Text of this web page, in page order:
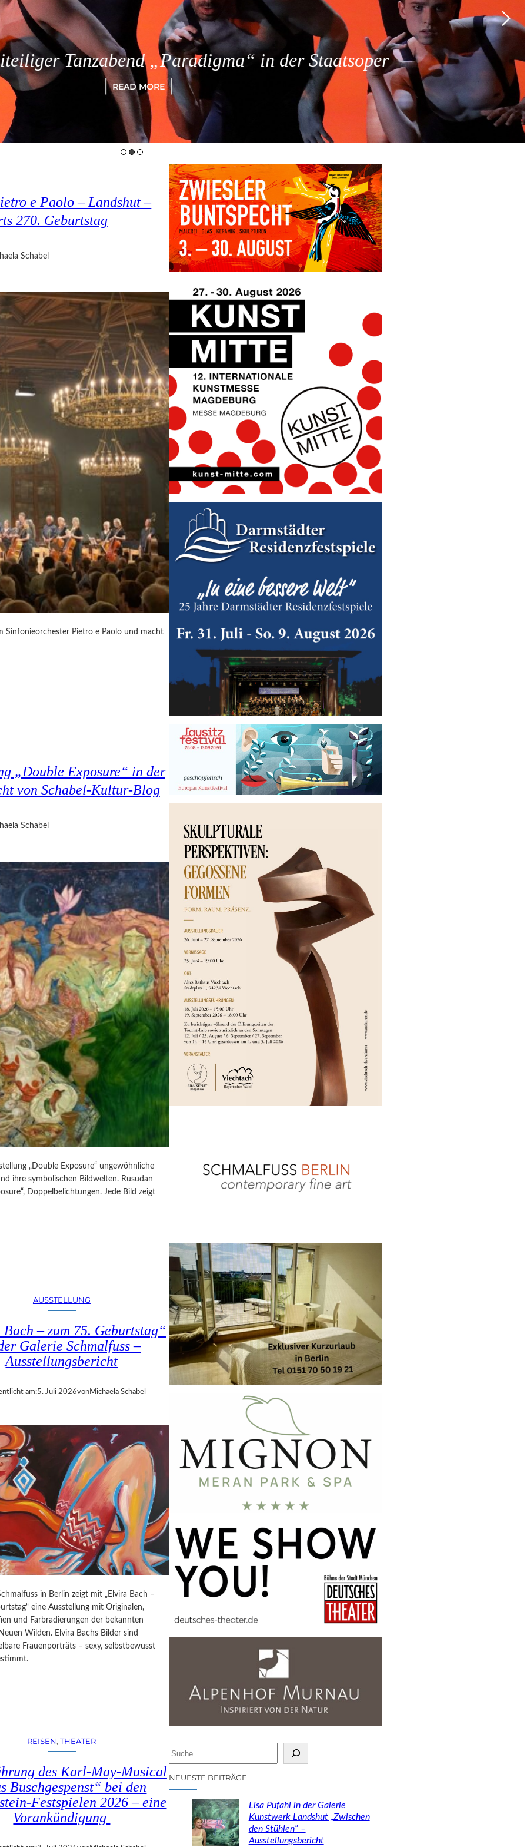
Tanzabend „Paradigma“ in der Staatsoper
READ MORE
e Paolo – Landshut –
270. Geburtstag
Schabel
Sinfonieorchester Pietro e Paolo und macht
„Double Exposure“ in der
von Schabel-Kultur-Blog
Schabel
„Double Exposure“ ungewöhnliche
ihre symbolischen Bildwelten. Rusudan
Doppelbelichtungen. Jede Bild zeigt
AUSSTELLUNG
– zum 75. Geburtstag“
Galerie Schmalfuss –
Ausstellungsbericht
am:5. Juli 2026vonMichaela Schabel
in Berlin zeigt mit „Elvira Bach –
eine Ausstellung mit Originalen,
und Farbradierungen der bekannten
Wilden. Elvira Bachs Bilder sind
Frauenporträts – sexy, selbstbewusst
REISEN, THEATER
des Karl-May-Musical
Buschgespenst“ bei den
Festspielen 2026 – eine
Vorankündigung
S
u
c
h
NEUESTE BEITRÄGE
Lisa Pufahl in der Galerie
Kunstwerk Landshut „Zwischen
den Stühlen“ –
Ausstellungsbericht